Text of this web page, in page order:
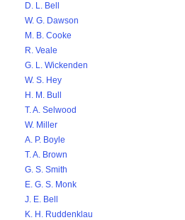
D. L. Bell
W. G. Dawson
M. B. Cooke
R. Veale
G. L. Wickenden
W. S. Hey
H. M. Bull
T. A. Selwood
W. Miller
A. P. Boyle
T. A. Brown
G. S. Smith
E. G. S. Monk
J. E. Bell
K. H. Ruddenklau